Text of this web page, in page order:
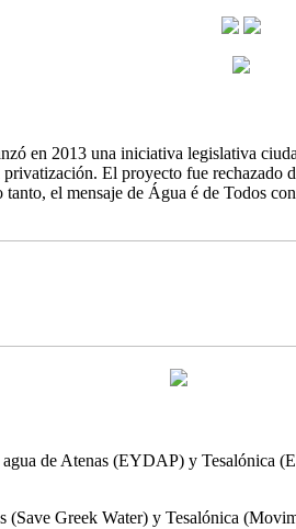
en 2013 una iniciativa legislativa
El proyecto fue
el mensaje de Água é de Todos
de Atenas (EYDAP) y Tesalónica
Greek Water) y Tesalónica